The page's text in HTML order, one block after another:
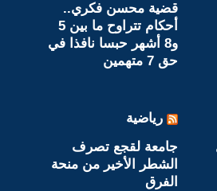
قضية محسن فكري..
أحكام تتراوح ما بين 5
و8 أشهر حبسا نافذا في
حق 7 متهمين
رياضية
جامعة لقجع تصرف
الشطر الأخير من منحة
الفرق